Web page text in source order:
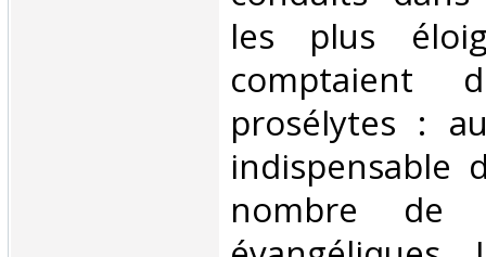
les plus
comptaient
prosélytes :
indispensable
nombre de